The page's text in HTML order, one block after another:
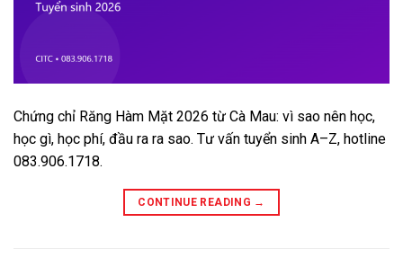
Chứng chỉ Răng Hàm Mặt 2026 từ Cà Mau: vì sao nên học,
học gì, học phí, đầu ra ra sao. Tư vấn tuyển sinh A–Z, hotline
083.906.1718.
CONTINUE READING →